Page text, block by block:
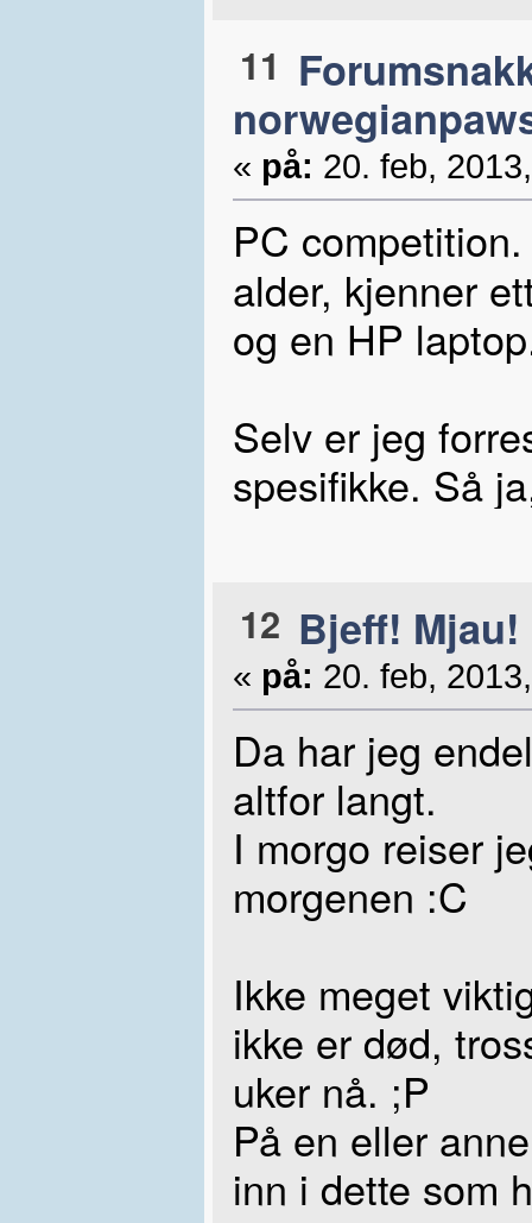
11
« på: 20. feb,
PC
alder, kjenner
og en HP
Selv er jeg
spesifikke. Så
12 Bjeff! Mjau!
« på: 20. feb,
Da har jeg
altfor langt.
I morgo reiser
morgenen :C
Ikke meget
ikke er død,
uker nå. ;P
På en eller
inn i dette som